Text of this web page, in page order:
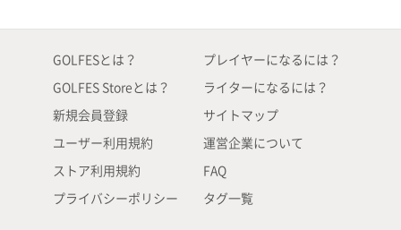
GOLFESとは？
GOLFES Storeとは？
新規会員登録
ユーザー利用規約
ストア利用規約
プライバシーポリシー
プレイヤーになるには？
ライターになるには？
サイトマップ
運営企業について
FAQ
タグ一覧